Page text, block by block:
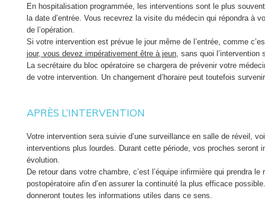
En hospitalisation programmée, les interventions sont le plus
la date d’entrée. Vous recevrez la visite du médecin qui répondra à
de l’opération.
Si votre intervention est prévue le jour même de l’entrée, comme
jour, vous devez impérativement être à jeun, sans quoi l’intervention
La secrétaire du bloc opératoire se chargera de prévenir votre
de votre intervention. Un changement d’horaire peut toutefois
APRÈS L’INTERVENTION
Votre intervention sera suivie d’une surveillance en salle de réveil,
interventions plus lourdes. Durant cette période, vos proches seront
évolution.
De retour dans votre chambre, c’est l’équipe infirmière qui prendra
postopératoire afin d’en assurer la continuité la plus efficace
donneront toutes les informations utiles dans ce sens.